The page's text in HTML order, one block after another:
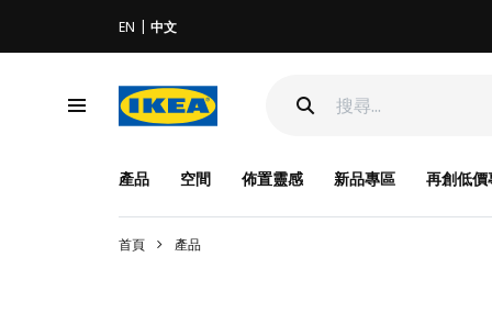
EN 中文
產品 空間 佈置靈感 新品專區 再創低價
首頁 產品